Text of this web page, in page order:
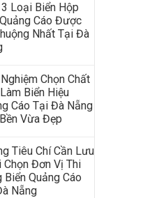
Loại Biển Hộp
Cáo Được
Nhất Tại Đà
Chọn Chất
Biển Hiệu
Cáo Tại Đà Nẵng
Vừa Đẹp
Tiêu Chí Cần Lưu
Chọn Đơn Vị Thi
Biển Quảng Cáo
Nẵng